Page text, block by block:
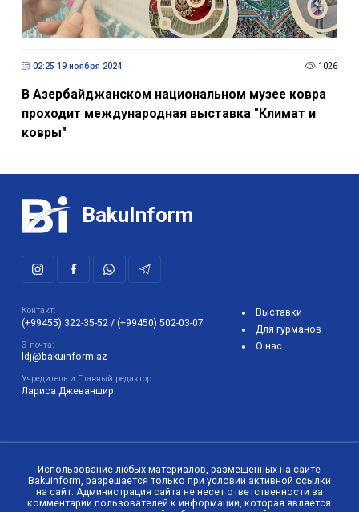
02:25 19 ноября 2024 1026
В Азербайджанском национальном музее ковра
проходит международная выставка "Климат и
ковры"
BakuInform
Контакт:
(+99455) 322-35-52 / (+99450) 502-03-07
Э-почта:
ldj@bakuinform.az
Учредитель и Главный редактор:
Лариса Джеваншир
Выставки
Для гурманов
О нас
Использование любых материалов, размещенных на сайте
Bakuinform, разрешается только при условии активной ссылки
на сайт. Администрация сайта не несет ответственности за
комментарии пользователей к информации, которая является